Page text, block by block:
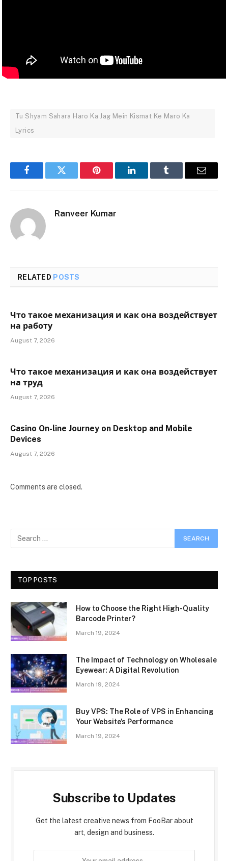
Tu Shyam Sahara Haro Ka Jag Mein Kismat Ke Maro Ka
Lyrics
FacebookTwitter Pinterest LinkedInTumblr Email
Ranveer Kumar
RELATED POSTS
Что такое механизация и как она воздействует
на работу
August 7, 2026
Что такое механизация и как она воздействует
на труд
August 7, 2026
Casino On-line Journey on Desktop and Mobile
Devices
August 7, 2026
Comments are closed.
TOP POSTS
How to Choose the Right High-Quality
Barcode Printer?
March 19, 2024
The Impact of Technology on Wholesale
Eyewear: A Digital Revolution
March 19, 2024
Buy VPS: The Role of VPS in Enhancing
Your Website’s Performance
March 19, 2024
Subscribe to Updates
Get the latest creative news from FooBar about
art, design and business.